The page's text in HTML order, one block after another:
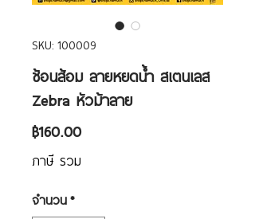
SKU: 100009
ช้อนส้อม ลายหยดน้ำ สเตนเลส
Zebra หัวม้าลาย
฿160.00ราคา
ภาษี รวม
จำนวน*